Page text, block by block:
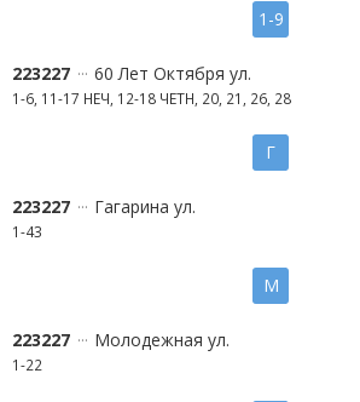
1-9
223227 60 Лет Октября ул.
1-6, 11-17 НЕЧ, 12-18 ЧЕТН, 20, 21, 26, 28
Г
223227 Гагарина ул.
1-43
М
223227 Молодежная ул.
1-22